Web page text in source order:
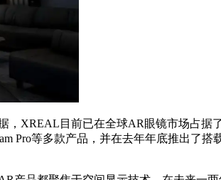
XREAL目前已在全球AR眼镜市场占据
Pro等多款产品，并在去年年底推出了